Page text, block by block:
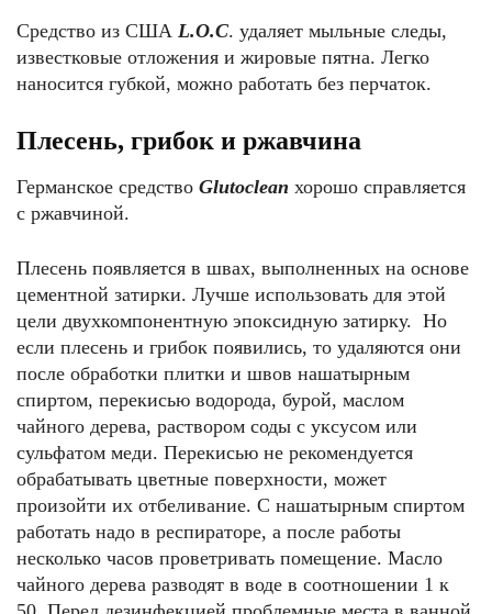
Средство из США L.O.C. удаляет мыльные следы,
известковые отложения и жировые пятна. Легко
наносится губкой, можно работать без перчаток.
Плесень, грибок и ржавчина
Германское средство Glutoclean хорошо справляется
с ржавчиной.
Плесень появляется в швах, выполненных на основе
цементной затирки. Лучше использовать для этой
цели двухкомпонентную эпоксидную затирку. Но
если плесень и грибок появились, то удаляются они
после обработки плитки и швов нашатырным
спиртом, перекисью водорода, бурой, маслом
чайного дерева, раствором соды с уксусом или
сульфатом меди. Перекисью не рекомендуется
обрабатывать цветные поверхности, может
произойти их отбеливание. С нашатырным спиртом
работать надо в респираторе, а после работы
несколько часов проветривать помещение. Масло
чайного дерева разводят в воде в соотношении 1 к